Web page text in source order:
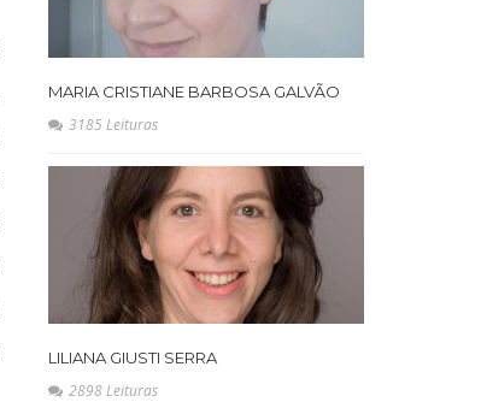
MARIA CRISTIANE BARBOSA GALVÃO
3185 Leituras
LILIANA GIUSTI SERRA
2898 Leituras